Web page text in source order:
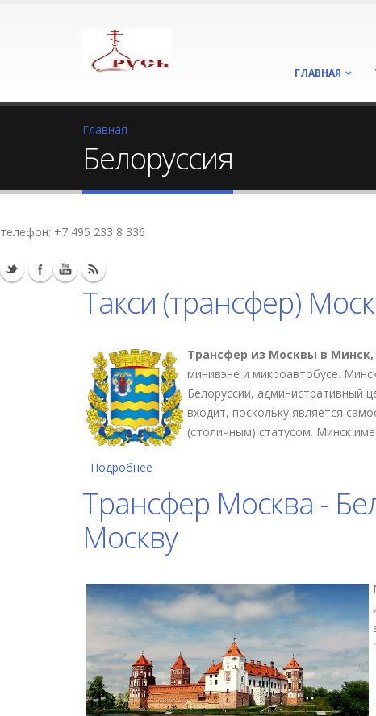
ГЛАВНАЯ
Главная
Белоруссия
телефон: +7 495 233 8 336
Такси (трансфер)
Трансфер из Москвы в
минивэне и микроавтобусе.
Белоруссии, административный
входит, поскольку является
(столичным) статусом. Минск
Подробнее
Трансфер Москва -
Москву